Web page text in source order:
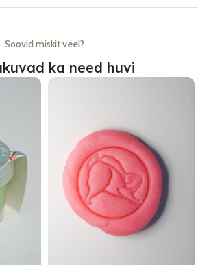
Soovid miskit veel?
ka need huvi